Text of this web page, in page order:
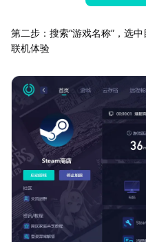
第二步：搜索“游戏名称”，选
联机体验